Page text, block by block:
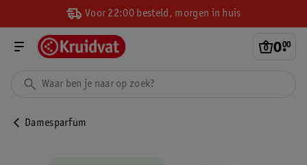
Voor 22:00 besteld, morgen in huis
0.
00
Damesparfum